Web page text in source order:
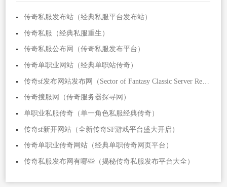
传奇私服发布站（经典私服平台发布站）
传奇私服（经典私服重生）
传奇私服公布网（传奇私服发布平台）
传奇单职业网站（经典单职站传奇）
传奇搜服网（传奇服务器探寻网）
单职业私服传奇（单一角色私服经典传奇）
传奇sf新开网站（全新传奇SF游戏平台盛大开启）
传奇单职业传奇网站（经典单职传奇网页平台）
传奇私服发布网有哪些（揭秘传奇私服发布平台大全）